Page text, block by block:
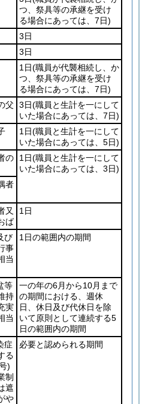
つ、祭具等の承継を受け
る場合にあっては、7日)
3日
3日
1日(職員が代襲相続し、か
つ、祭具等の承継を受け
る場合にあっては、7日)
父
3日(職員と生計を一にして
いた場合にあっては、7日)
1日(職員と生計を一にして
いた場合にあっては、5日)
の
1日(職員と生計を一にして
いた場合にあっては、3日)
者
又
ば
1日
び
事
当
1日の範囲内の期間
等
持
実
当
一の年の6月から10月まで
の期間における、週休
日、休日及び代休日を除
いて原則として連続する5
日の範囲内の期間
症
る
)
制
遮
や
必要と認められる期間